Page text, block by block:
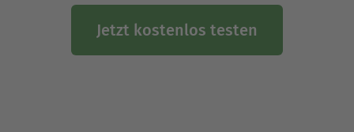
Jetzt kostenlos testen